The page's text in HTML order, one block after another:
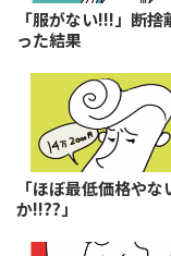
「服がない!!!」断捨
った結果
「ほぼ最低価格やな
か!!??」